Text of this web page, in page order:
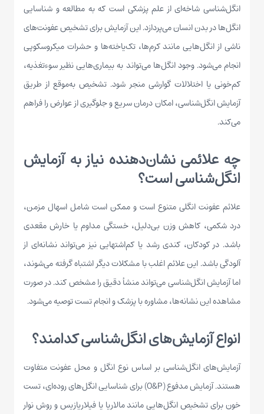
انگل‌شناسی شاخه‌ای از علم پزشکی است که به مطالعه و شناسایی
انگل‌ها در بدن انسان می‌پردازد. این آزمایش برای تشخیص عفونت‌های
ناشی از انگل‌هایی مانند کرم‌ها، تک‌یاخته‌ها و حشرات میکروسکوپی
انجام می‌شود. وجود انگل‌ها می‌تواند به بیماری‌هایی نظیر سوءتغذیه،
کم‌خونی یا اختلالات گوارشی منجر شود. تشخیص به‌موقع از طریق
آزمایش انگل‌شناسی، امکان درمان سریع و جلوگیری از عوارض را فراهم
می‌کند.
چه علائمی نشان‌دهنده نیاز به آزمایش
انگل‌شناسی است؟
علائم عفونت انگلی متنوع است و ممکن است شامل اسهال مزمن،
درد شکمی، کاهش وزن بی‌دلیل، خستگی مداوم یا خارش مقعدی
باشد. در کودکان، کندی رشد یا کم‌اشتهایی نیز می‌تواند نشانه‌ای از
آلودگی باشد. این علائم اغلب با مشکلات دیگر اشتباه گرفته می‌شوند،
اما آزمایش انگل‌شناسی می‌تواند منشأ دقیق را مشخص کند. در صورت
مشاهده این نشانه‌ها، مشاوره با پزشک و انجام تست توصیه می‌شود.
انواع آزمایش‌های انگل‌شناسی کدامند؟
آزمایش‌های انگل‌شناسی بر اساس نوع انگل و محل عفونت متفاوت
هستند. آزمایش مدفوع (O&P) برای شناسایی انگل‌های روده‌ای، تست
خون برای تشخیص انگل‌هایی مانند مالاریا یا فیلاریازیس و روش نوار